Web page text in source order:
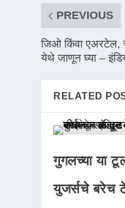
PREVIOUS
जिओ किंवा एअरटेल,
येथे जाणून घ्या –
RELATED
गुगलच्या या
युजर्सचे बरेच